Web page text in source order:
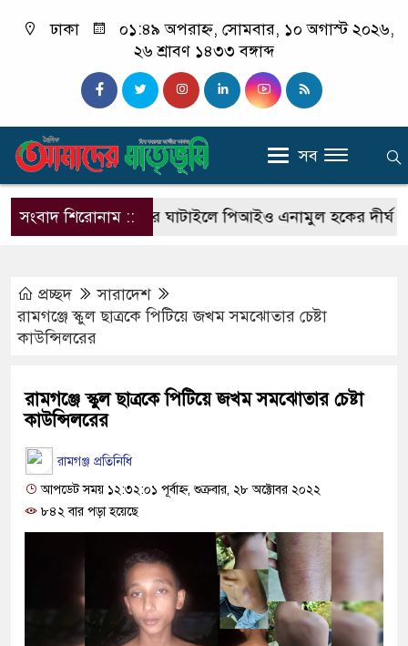
ঢাকা
০১:৪৯ অপরাহ্ন, সোমবার, ১০ অগাস্ট ২০২৬,
২৬ শ্রাবণ ১৪৩৩ বঙ্গাব্দ
সব
সংবাদ শিরোনাম ::
টাঙ্গাইলের ঘাটাইলে পিআইও এনামুল হকের দীর্ঘ ‘রাজত্ব’
প্রচ্ছদ
সারাদেশ
রামগঞ্জে স্কুল ছাত্রকে পিটিয়ে জখম সমঝোতার চেষ্টা
কাউন্সিলরের
রামগঞ্জে স্কুল ছাত্রকে পিটিয়ে জখম সমঝোতার চেষ্টা
কাউন্সিলরের
রামগঞ্জ প্রতিনিধি
আপডেট সময় ১২:৩২:০১ পূর্বাহ্ন, শুক্রবার, ২৮ অক্টোবর ২০২২
৮৪২ বার পড়া হয়েছে